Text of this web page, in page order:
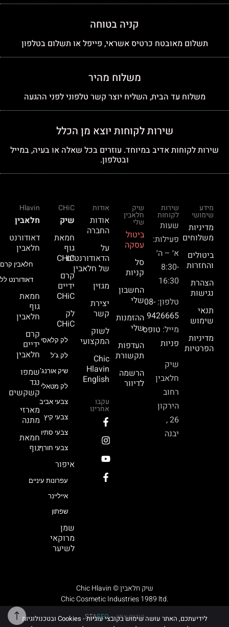
קניה בטוחה
תשלום מאובטח כרטיס אשראי, פייפל או תשלום בטלפון
משלוח מהיר
משלוח עד הבית, השליח יוצר קשר טלפוני לפני ההגעה
שירות לקוחות יוצא מן הכלל
שירות לקוחות אדיב במיוחד. עוזרים בכל שאלה או בעיה, במייל
ובטלפון.
מידע
שימושי
מדיניות
משלוחים
ביטולים
והחזרות
הצהרת
נגישות
תנאי
שימוש
מדיניות
הפרטיות
שירות
לקוחות
שעות
פעילות:
א׳ – ה׳
8:30-
16:30
טלפון: 08-
9426665
מייל: טופס
פניות
שיק
חלאבין
רחוב
הירקון
26 ,
יבנה
שיק
חלאבין
שלי
ביטול
עסקה
סל
קניות
החשבון
שלי
ההזמנות
שלי
העדפות
תקשורת
הרשמה
לדיוור
אודות
אודות
החברה
על
הדאודורנטים
של חלאבין
מגזין
יצירת
קשר
לשוק
המקצועי
Chic
Hlavin
English
עקבו
אחרינו
CHiC
שיק
חמאת
גוף
CHiC
קרם
ידיים
CHiC
לק
CHiC
לק קלאסי
לק ג’ל
שיק אורנג’
לק מטאלי
צבעי אביב
צבעי קיץ
צבעי סתיו
צבעי חורף
איפור
עפרונות עיניים
אייליינר
שפתון
שמן
מרוקאי
לשיער
Hlavin
חלאבין
דאודורנט
חלאבין
חלאבין
דאודורנט
חמאת
גוף
חלאבין
קרם
ידיים
חלאבין
שמפו
נגד
קשקשים
מארזי
מתנה
חמאת
גוף
Chic Hlavin © שיק חלאבין
Chic Cosmetic Industries 1989 ltd.
קידום אתר – STASEO
לידיעתכם, האתר עושה שימוש בקובצי עוגיות - Cookies ובטכנולוגיות